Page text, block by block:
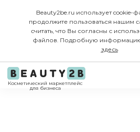
Beauty2be.ru использует cookie-
продолжите пользоваться нашим
считать, что Вы согласны с
файлов. Подробную
здесь
Косметический маркетплейс
для бизнеса